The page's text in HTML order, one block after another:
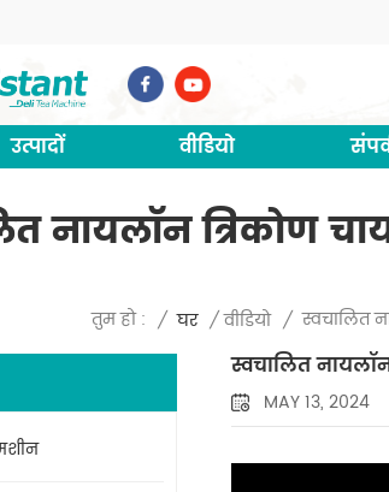
उत्पादों वीडियो
नायलॉन त्रिकोण
तुम हो : / घर / वीडियो / स्वचालित
स्वचालित
MAY 13, 2024